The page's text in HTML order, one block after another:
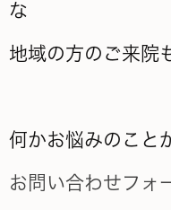
な
地域の方のご来院
何かお悩みのこと
お問い合わせフォ